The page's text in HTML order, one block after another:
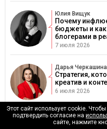
Юлия Вищук
Почему
бюджеты и как
блогерами в
7 июля 2026
Дарья Черкашина
Стратегия,
креатив и
6 июля 2026
Этот сайт использует cookie.
подтвердить согласие на
сайте, нажмите